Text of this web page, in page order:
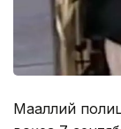
Маҳаллий